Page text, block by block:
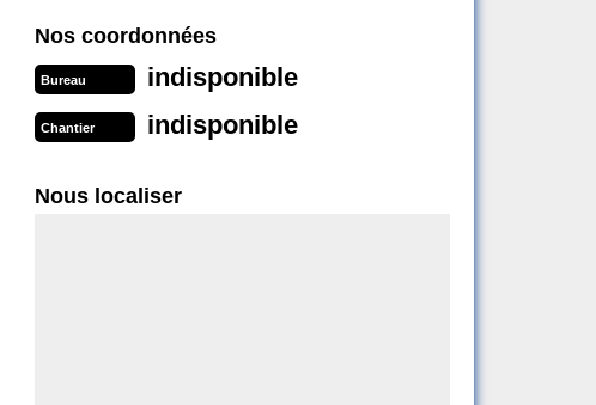
Nos coordonnées
Bureau indisponible
Chantier indisponible
Nous localiser